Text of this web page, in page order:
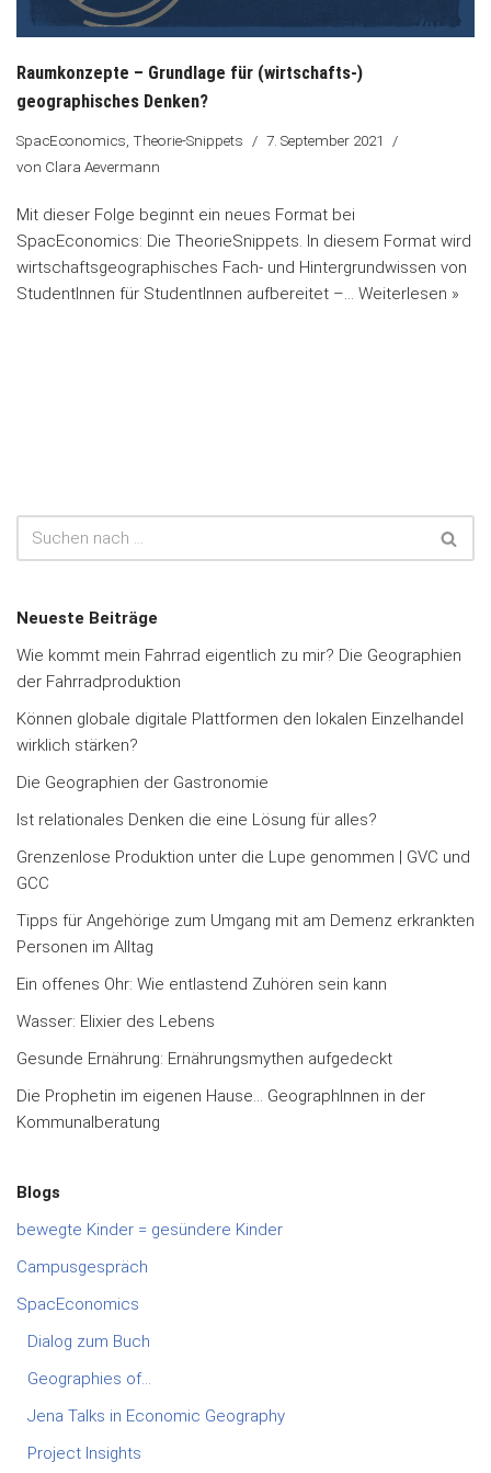
Raumkonzepte – Grundlage für (wirtschafts-)
geographisches Denken?
SpacEconomics, Theorie-Snippets
7. September 2021
von Clara Aevermann
Mit dieser Folge beginnt ein neues Format bei
SpacEconomics: Die TheorieSnippets. In diesem Format wird
wirtschaftsgeographisches Fach- und Hintergrundwissen von
StudentInnen für StudentInnen aufbereitet –… Weiterlesen »
Neueste Beiträge
Wie kommt mein Fahrrad eigentlich zu mir? Die Geographien
der Fahrradproduktion
Können globale digitale Plattformen den lokalen Einzelhandel
wirklich stärken?
Die Geographien der Gastronomie
Ist relationales Denken die eine Lösung für alles?
Grenzenlose Produktion unter die Lupe genommen | GVC und
GCC
Tipps für Angehörige zum Umgang mit am Demenz erkrankten
Personen im Alltag
Ein offenes Ohr: Wie entlastend Zuhören sein kann
Wasser: Elixier des Lebens
Gesunde Ernährung: Ernährungsmythen aufgedeckt
Die Prophetin im eigenen Hause… GeographInnen in der
Kommunalberatung
Blogs
bewegte Kinder = gesündere Kinder
Campusgespräch
SpacEconomics
Dialog zum Buch
Geographies of…
Jena Talks in Economic Geography
Project Insights